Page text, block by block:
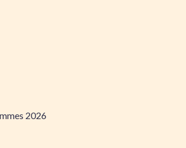
2026